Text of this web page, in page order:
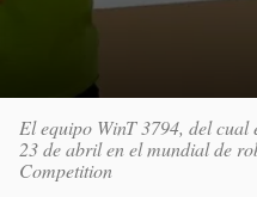
El equipo WinT 3794, del
23 de abril en el mundial de
Competition